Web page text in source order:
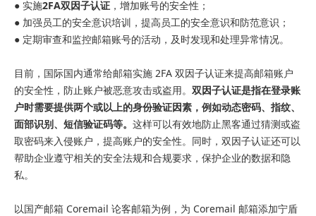
● 实施2FA双因子认证 ，增加账号的安全性；
● 加强员工的安全意识培训，提高员工的安全意识和防范意识；
● 定期审查和监控邮箱账号的活动，及时发现和处理异常情况。
目前，国际国内通常给邮箱实施 2FA 双因子认证来提高邮箱账户
的安全性，防止账户被恶意攻击或盗用。 双因子认证是指在登录账
户时需要提供两个或以上的身份验证因素，例如动态密码、指纹、
面部识别、短信验证码等。 这样可以有效地防止黑客通过猜测或盗
取密码来入侵账户，提高账户的安全性。同时，双因子认证还可以
帮助企业遵守相关的安全法规和合规要求，保护企业的数据和隐
私。
以国产邮箱 Coremail 论客邮箱为例，为 Coremail 邮箱添加宁盾